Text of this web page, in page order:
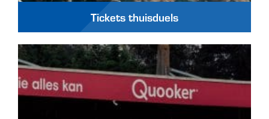
Tickets thuisduels